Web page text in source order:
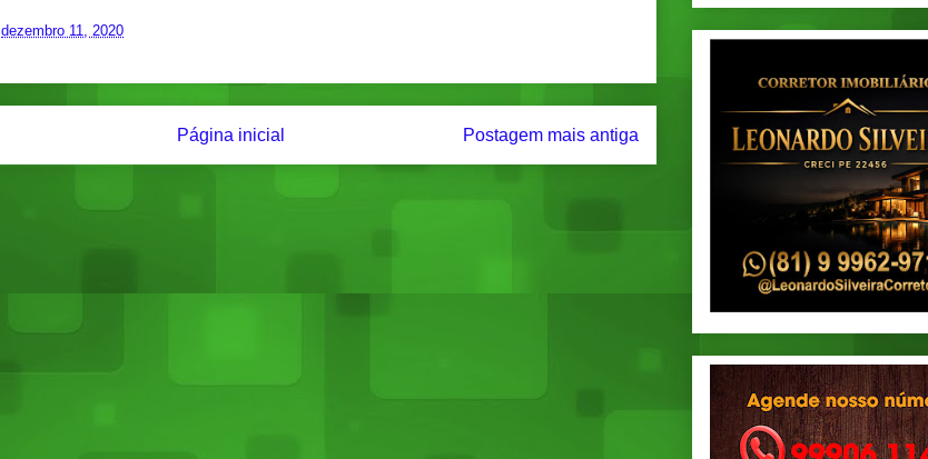
dezembro 11, 2020
Postagem mais antiga
Página inicial